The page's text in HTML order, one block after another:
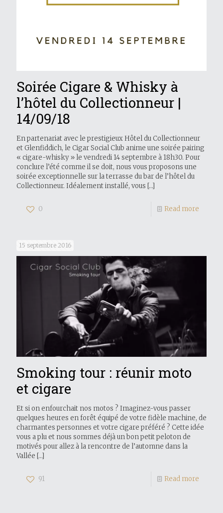
Soirée Cigare & Whisky à
l’hôtel du Collectionneur |
14/09/18
En partenariat avec le prestigieux Hôtel du Collectionneur
et Glenfiddich, le Cigar Social Club anime une soirée pairing
« cigare-whisky » le vendredi 14 septembre à 18h30. Pour
conclure l’été comme il se doit, nous vous proposons une
soirée exceptionnelle sur la terrasse du bar de l’hôtel du
Collectionneur. Idéalement installé, vous […]
0 Read more
15 septembre 2016
Smoking tour : réunir moto
et cigare
Et si on enfourchait nos motos ? Imaginez-vous passer
quelques heures en forêt équipé de votre fidèle machine, de
charmantes personnes et votre cigare préféré ? Cette idée
vous a plu et nous sommes déjà un bon petit peloton de
motivés pour allez à la rencontre de l’automne dans la
Vallée […]
91 Read more